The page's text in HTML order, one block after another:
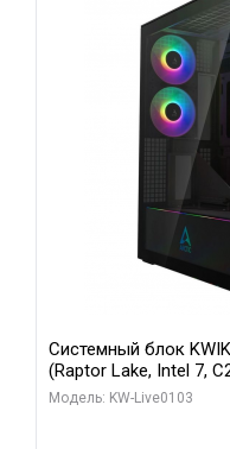
Системный блок
(Raptor Lake, Intel 7,
модуля)/ Afox
Модель: KW-Live0103